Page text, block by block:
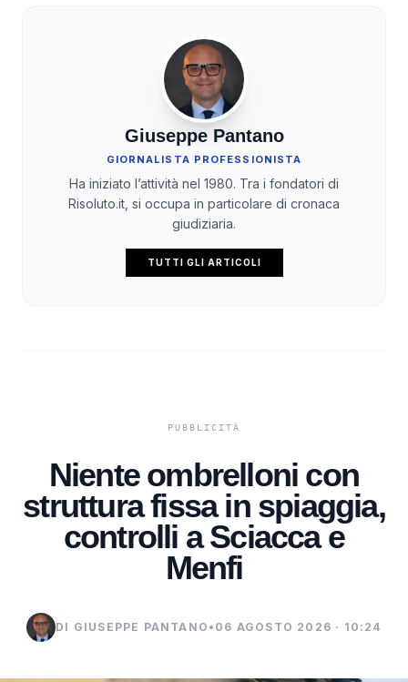
Giuseppe Pantano
GIORNALISTA PROFESSIONISTA
Ha iniziato l’attività nel 1980. Tra i fondatori di
Risoluto.it, si occupa in particolare di cronaca
giudiziaria.
TUTTI GLI ARTICOLI
Niente ombrelloni con
struttura fissa in spiaggia,
controlli a Sciacca e
Menfi
DI GIUSEPPE PANTANO • 06 AGOSTO 2026 · 10:24